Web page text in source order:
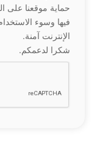
حماية موقعنا على
فيها وسوء
الإنترنت آمنة.
شكرا لدعمكم.